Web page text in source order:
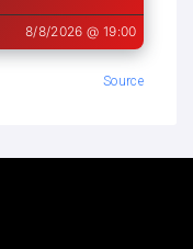
Source